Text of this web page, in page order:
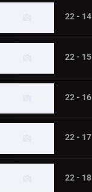
22 - 14
22 - 15
22 - 16
22 - 17
22 - 18